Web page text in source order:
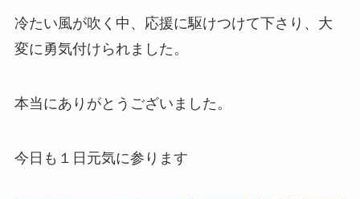
冷たい風が吹く中、応援に駆けつけて下さり、大
変に勇気付けられました。
本当にありがとうございました。
今日も１日元気に参ります